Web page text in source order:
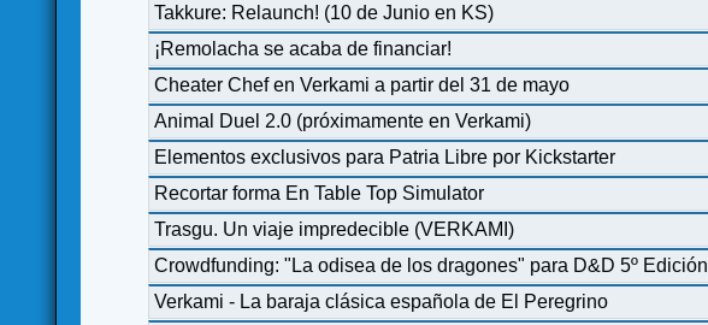
Takkure: Relaunch! (10 de Junio en KS)
¡Remolacha se acaba de financiar!
Cheater Chef en Verkami a partir del 31 de mayo
Animal Duel 2.0 (próximamente en Verkami)
Elementos exclusivos para Patria Libre por Kickstarter
Recortar forma En Table Top Simulator
Trasgu. Un viaje impredecible (VERKAMI)
Crowdfunding: "La odisea de los dragones" para D&D 5º Edición
Verkami - La baraja clásica española de El Peregrino